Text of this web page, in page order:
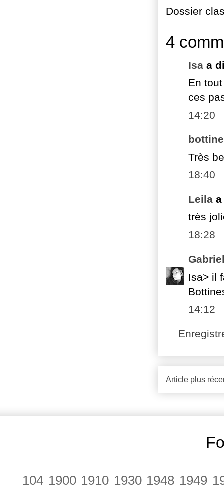
Dossier
4
Isa a
En
ces
14:20
Très
18:40
Leila
très
18:28
Isa> il
14:12
Article plus
104 1900 1910 1930 1948 1949